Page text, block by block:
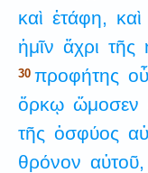
καὶ ἐτάφη, καὶ
ἡμῖν ἄχρι τῆς
30 προφήτης
ὅρκῳ ὤμοσεν
τῆς ὀσφύος
θρόνον αὐτοῦ,